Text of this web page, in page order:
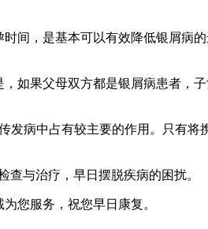
间，是基本可以有效降低银屑病
如果父母双方都是银屑病患者，
病中占有较主要的作用。只有
与治疗，早日摆脱疾病的困扰。
您服务，祝您早日康复。